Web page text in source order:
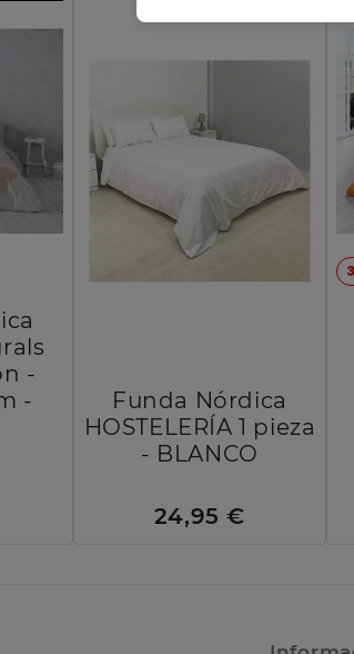
-
-
Funda Nórdica
HOSTELERÍA 1 pieza
- BLANCO
24,95 €